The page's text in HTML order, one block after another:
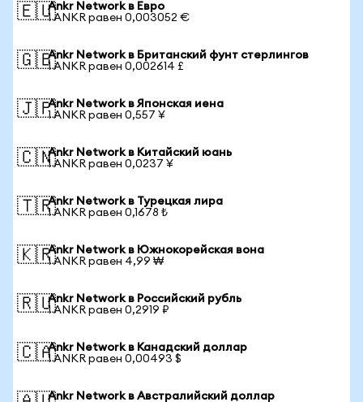
🇪🇺Ankr Network в Евро
1 ANKR равен 0,003052 €
🇬🇧Ankr Network в Британский фунт стерлингов
1 ANKR равен 0,002614 £
🇯🇵Ankr Network в Японская иена
1 ANKR равен 0,557 ¥
🇨🇳Ankr Network в Китайский юань
1 ANKR равен 0,0237 ¥
🇹🇷Ankr Network в Турецкая лира
1 ANKR равен 0,1678 ₺
🇰🇷Ankr Network в Южнокорейская вона
1 ANKR равен 4,99 ₩
🇷🇺Ankr Network в Российский рубль
1 ANKR равен 0,2919 ₽
🇨🇦Ankr Network в Канадский доллар
1 ANKR равен 0,00493 $
Ankr Network в Австралийский доллар